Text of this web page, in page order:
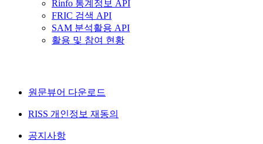
Rinfo 통계정보 API
FRIC 검색 API
SAM 분석활용 API
활용 및 참여 현황
원문뷰어 다운로드
RISS 개인정보 재동의
공지사항